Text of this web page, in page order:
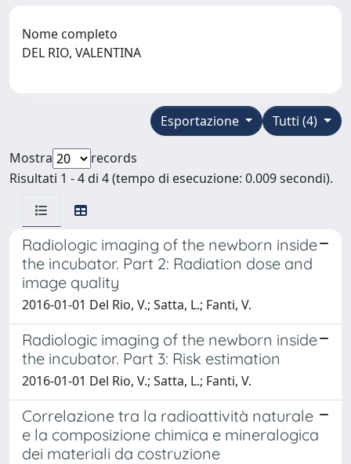
Nome completo
DEL RIO, VALENTINA
Tutti (4)
Esportazione
Mostra
records
Risultati 1 - 4 di 4 (tempo di esecuzione: 0.009 secondi).
Radiologic imaging of the newborn inside
the incubator. Part 2: Radiation dose and
image quality
2016-01-01 Del Rio, V.; Satta, L.; Fanti, V.
Radiologic imaging of the newborn inside
the incubator. Part 3: Risk estimation
2016-01-01 Del Rio, V.; Satta, L.; Fanti, V.
Correlazione tra la radioattività naturale
e la composizione chimica e mineralogica
dei materiali da costruzione